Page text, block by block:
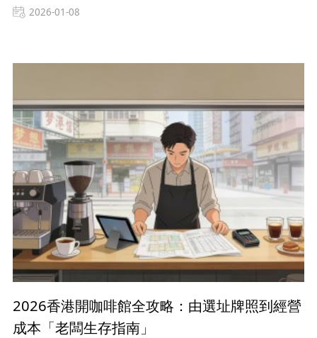
2026-01-08
2026香港開咖啡館全攻略：由選址牌照到經營
成本「老闆生存指南」